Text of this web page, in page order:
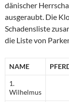
dänischer
ausgeraubt. Die
Schadensliste
die Liste von
NAME
1.
Wilhelmus